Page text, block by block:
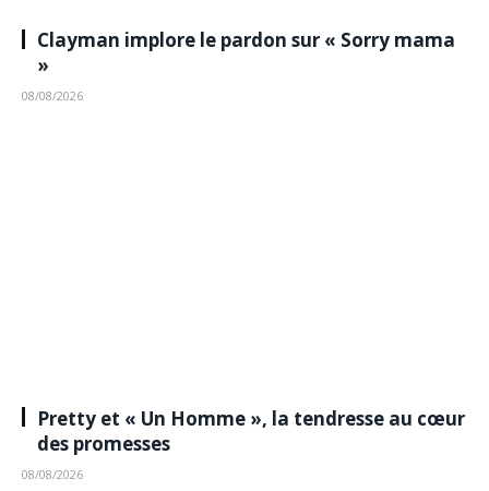
Clayman implore le pardon sur « Sorry mama
»
08/08/2026
Pretty et « Un Homme », la tendresse au cœur
des promesses
08/08/2026